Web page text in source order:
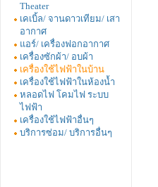
Theater
เคเบิ้ล/ จานดาวเทียม/ เสา
อากาศ
แอร์/ เครื่องฟอกอากาศ
เครื่องซักผ้า/ อบผ้า
เครื่องใช้ไฟฟ้าในบ้าน
เครื่องใช้ไฟฟ้าในห้องน้ำ
หลอดไฟ โคมไฟ ระบบ
ไฟฟ้า
เครื่องใช้ไฟฟ้าอื่นๆ
บริการซ่อม/ บริการอื่นๆ